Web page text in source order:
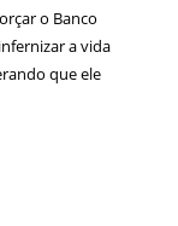
o Banco
a vida
que ele